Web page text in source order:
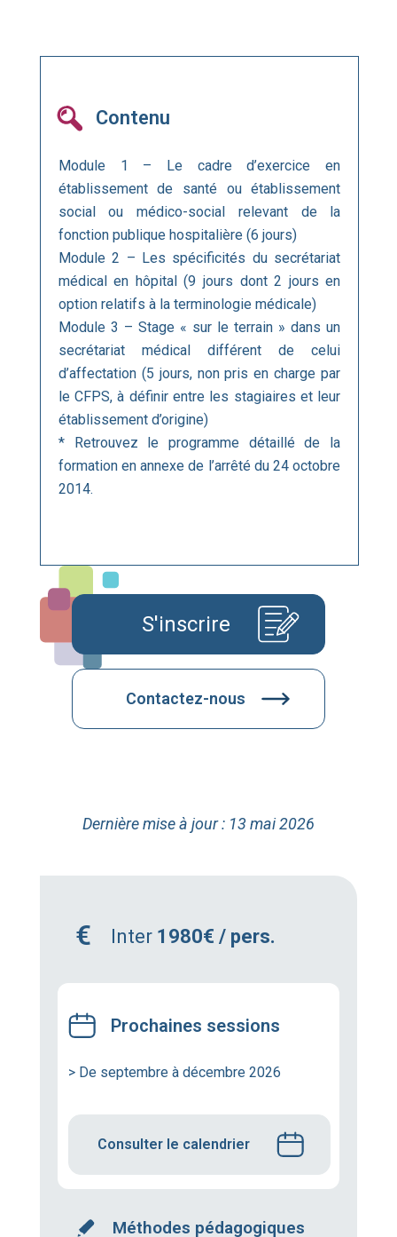
Contenu
Module 1 – Le cadre d’exercice en
établissement de santé ou établissement
social ou médico-social relevant de la
fonction publique hospitalière (6 jours)
Module 2 – Les spécificités du secrétariat
médical en hôpital (9 jours dont 2 jours en
option relatifs à la terminologie médicale)
Module 3 – Stage « sur le terrain » dans un
secrétariat médical différent de celui
d’affectation (5 jours, non pris en charge par
le CFPS, à définir entre les stagiaires et leur
établissement d’origine)
* Retrouvez le programme détaillé de la
formation en annexe de l’arrêté du 24 octobre
2014.
S'inscrire
Contactez-nous
Dernière mise à jour : 13 mai 2026
Inter 1980€ / pers.
Prochaines sessions
> De septembre à décembre 2026
Consulter le calendrier
Méthodes pédagogiques